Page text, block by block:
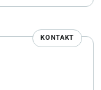
KONTAKT